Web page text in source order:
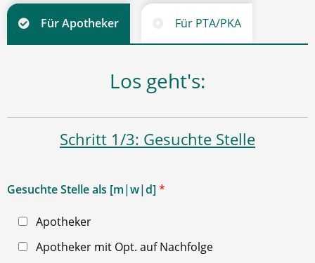
Für Apotheker Für PTA/PKA
Los geht's:
Schritt 1/3: Gesuchte Stelle
Gesuchte Stelle als [m|w|d] *
Apotheker
Apotheker mit Opt. auf Nachfolge